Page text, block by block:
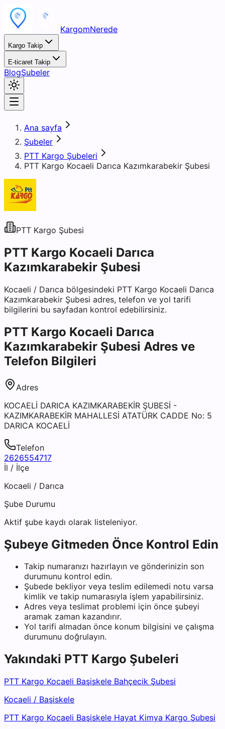
KargomNerede
Kargo Takip
E-ticaret Takip
BlogŞubeler
Ana sayfa
Şubeler
PTT Kargo Şubeleri
PTT Kargo Kocaeli Darıca Kazımkarabekir Şubesi
PTT Kargo Şubesi
PTT Kargo Kocaeli Darıca
Kazımkarabekir Şubesi
Kocaeli / Darıca bölgesindeki PTT Kargo Kocaeli Darıca
Kazımkarabekir Şubesi adres, telefon ve yol tarifi
bilgilerini bu sayfadan kontrol edebilirsiniz.
PTT Kargo Kocaeli Darıca
Kazımkarabekir Şubesi Adres ve
Telefon Bilgileri
Adres
KOCAELİ DARICA KAZIMKARABEKİR ŞUBESİ -
KAZIMKARABEKİR MAHALLESİ ATATÜRK CADDE No: 5
DARICA KOCAELİ
Telefon
2626554717
İl / İlçe
Kocaeli / Darıca
Şube Durumu
Aktif şube kaydı olarak listeleniyor.
Şubeye Gitmeden Önce Kontrol Edin
Takip numaranızı hazırlayın ve gönderinizin son
durumunu kontrol edin.
Şubede bekliyor veya teslim edilemedi notu varsa
kimlik ve takip numarasıyla işlem yapabilirsiniz.
Adres veya teslimat problemi için önce şubeyi
aramak zaman kazandırır.
Yol tarifi almadan önce konum bilgisini ve çalışma
durumunu doğrulayın.
Yakındaki PTT Kargo Şubeleri
PTT Kargo Kocaeli Başiskele Bahçecik Şubesi
Kocaeli / Başiskele
PTT Kargo Kocaeli Başiskele Hayat Kimya Kargo Şubesi